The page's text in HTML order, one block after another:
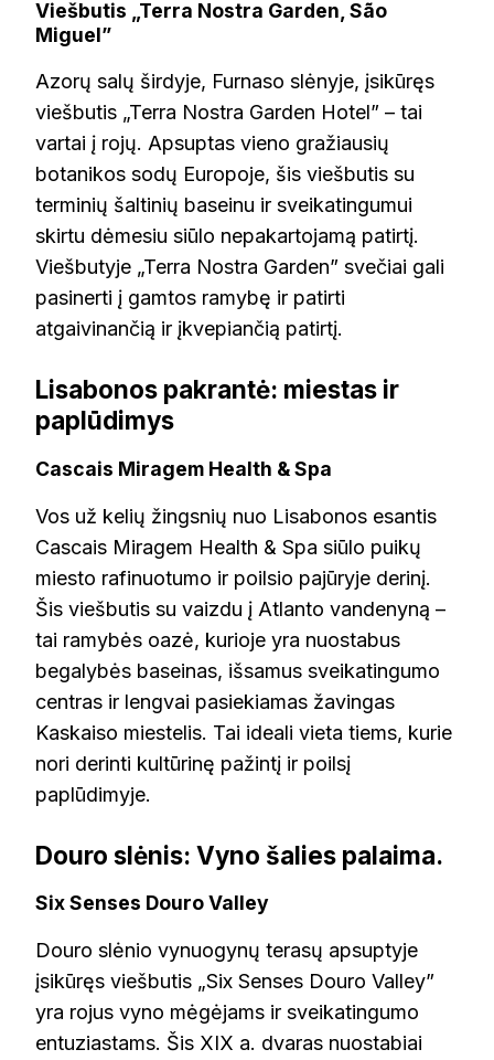
Viešbutis „Terra Nostra Garden, São
Miguel”
Azorų salų širdyje, Furnaso slėnyje, įsikūręs
viešbutis „Terra Nostra Garden Hotel” – tai
vartai į rojų. Apsuptas vieno gražiausių
botanikos sodų Europoje, šis viešbutis su
terminių šaltinių baseinu ir sveikatingumui
skirtu dėmesiu siūlo nepakartojamą patirtį.
Viešbutyje „Terra Nostra Garden” svečiai gali
pasinerti į gamtos ramybę ir patirti
atgaivinančią ir įkvepiančią patirtį.
Lisabonos pakrantė: miestas ir
paplūdimys
Cascais Miragem Health & Spa
Vos už kelių žingsnių nuo Lisabonos esantis
Cascais Miragem Health & Spa siūlo puikų
miesto rafinuotumo ir poilsio pajūryje derinį.
Šis viešbutis su vaizdu į Atlanto vandenyną –
tai ramybės oazė, kurioje yra nuostabus
begalybės baseinas, išsamus sveikatingumo
centras ir lengvai pasiekiamas žavingas
Kaskaiso miestelis. Tai ideali vieta tiems, kurie
nori derinti kultūrinę pažintį ir poilsį
paplūdimyje.
Douro slėnis: Vyno šalies palaima.
Six Senses Douro Valley
Douro slėnio vynuogynų terasų apsuptyje
įsikūręs viešbutis „Six Senses Douro Valley”
yra rojus vyno mėgėjams ir sveikatingumo
entuziastams. Šis XIX a. dvaras nuostabiai